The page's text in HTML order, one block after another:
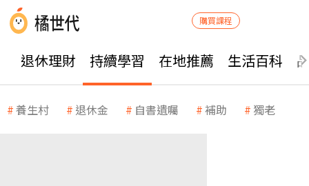
購買課程
退休理財 持續學習 在地推薦 生活百科
養生村 退休金 自書遺囑 補助 獨老